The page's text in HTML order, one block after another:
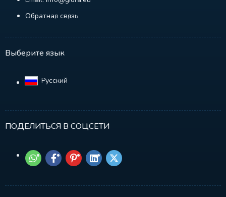
Обратная связь
Выберите язык
Русский‎
ПОДЕЛИТЬСЯ В СОЦСЕТИ